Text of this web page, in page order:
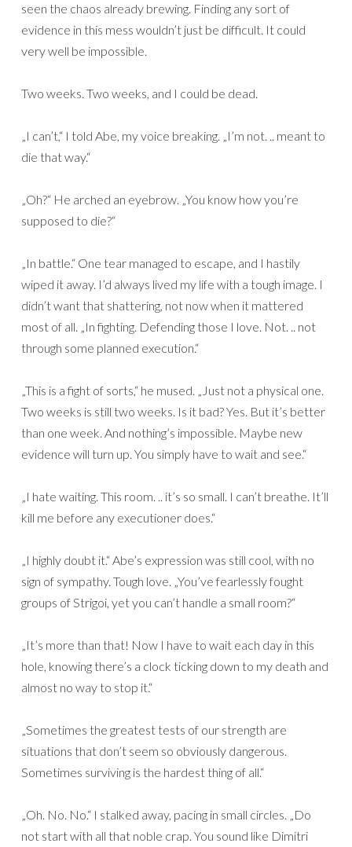
seen the chaos already brewing. Finding any sort of
evidence in this mess wouldn’t just be difficult. It could
very well be impossible.
Two weeks. Two weeks, and I could be dead.
„I can’t,“ I told Abe, my voice breaking. „I’m not. .. meant to
die that way.“
„Oh?“ He arched an eyebrow. „You know how you’re
supposed to die?“
„In battle.“ One tear managed to escape, and I hastily
wiped it away. I’d always lived my life with a tough image. I
didn’t want that shattering, not now when it mattered
most of all. „In fighting. Defending those I love. Not. .. not
through some planned execution.“
„This is a fight of sorts,“ he mused. „Just not a physical one.
Two weeks is still two weeks. Is it bad? Yes. But it’s better
than one week. And nothing’s impossible. Maybe new
evidence will turn up. You simply have to wait and see.“
„I hate waiting. This room. .. it’s so small. I can’t breathe. It’ll
kill me before any executioner does.“
„I highly doubt it.“ Abe’s expression was still cool, with no
sign of sympathy. Tough love. „You’ve fearlessly fought
groups of Strigoi, yet you can’t handle a small room?“
„It’s more than that! Now I have to wait each day in this
hole, knowing there’s a clock ticking down to my death and
almost no way to stop it.“
„Sometimes the greatest tests of our strength are
situations that don’t seem so obviously dangerous.
Sometimes surviving is the hardest thing of all.“
„Oh. No. No.“ I stalked away, pacing in small circles. „Do
not start with all that noble crap. You sound like Dimitri